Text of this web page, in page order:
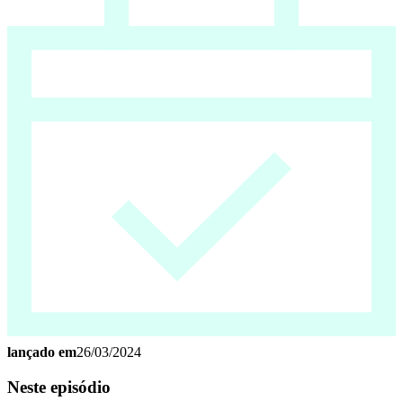
lançado em26/03/2024
Neste episódio